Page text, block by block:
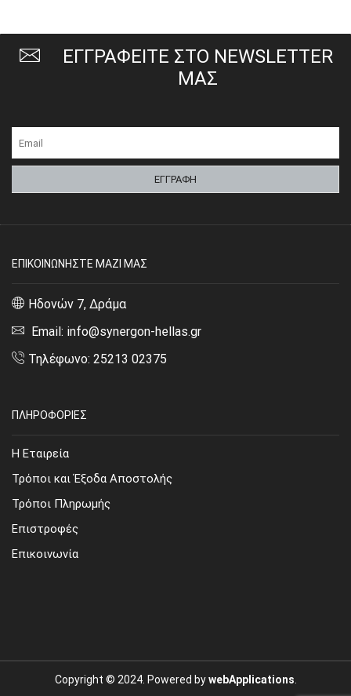
ΕΓΓΡΑΦΕΙΤΕ ΣΤΟ NEWSLETTER
ΜΑΣ
ΕΠΙΚΟΙΝΩΝΗΣΤΕ ΜΑΖΙ ΜΑΣ
Ηδονών 7, Δράμα
Email: info@synergon-hellas.gr
Τηλέφωνο: 25213 02375
ΠΛΗΡΟΦΟΡΙΕΣ
Η Εταιρεία
Τρόποι και Έξοδα Αποστολής
Τρόποι Πληρωμής
Επιστροφές
Επικοινωνία
Copyright © 2024. Powered bywebApplications